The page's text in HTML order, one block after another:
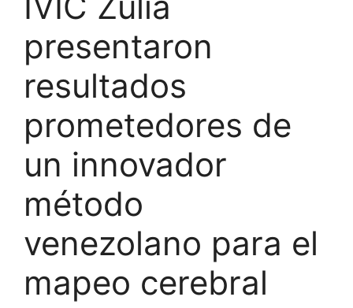
presentaron
resultados
prometedores de
un innovador
método
venezolano para el
mapeo cerebral